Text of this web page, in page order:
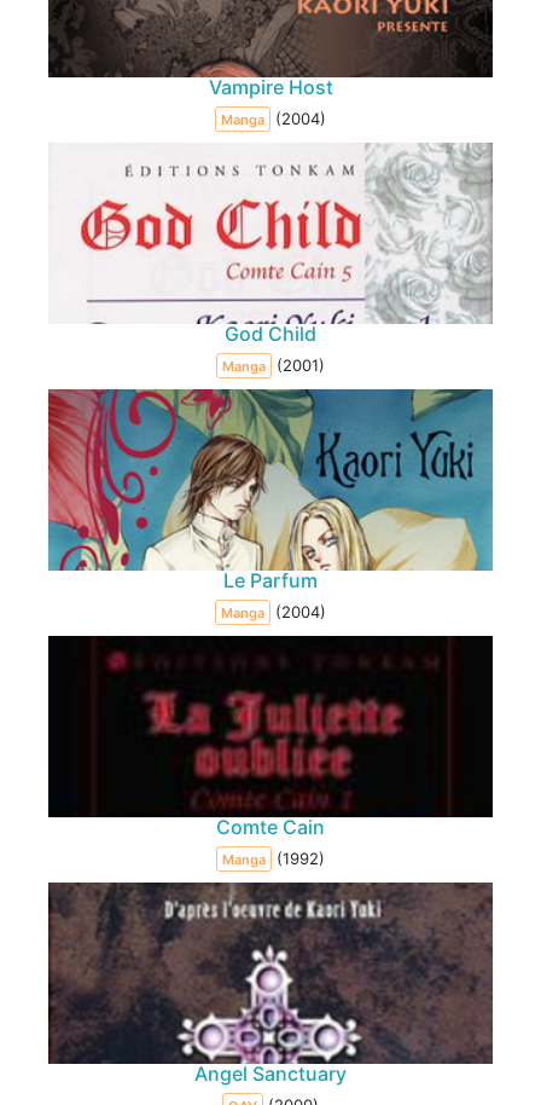
Vampire Host
Manga (2004)
God Child
Manga (2001)
Le Parfum
Manga (2004)
Comte Cain
Manga (1992)
Angel Sanctuary